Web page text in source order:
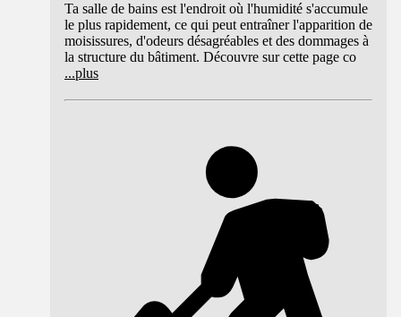
Ta salle de bains est l'endroit où l'humidité s'accumule
le plus rapidement, ce qui peut entraîner l'apparition de
moisissures, d'odeurs désagréables et des dommages à
la structure du bâtiment. Découvre sur cette page co
...plus